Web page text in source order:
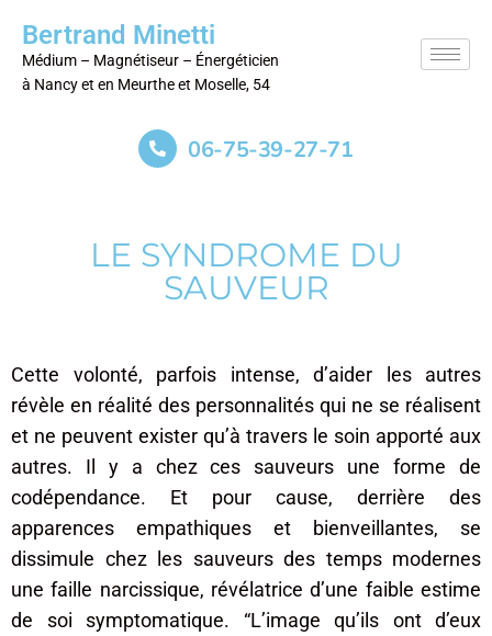
Bertrand Minetti
Médium – Magnétiseur – Énergéticien
à Nancy et en Meurthe et Moselle, 54
06-75-39-27-71
LE SYNDROME DU
SAUVEUR
Cette volonté, parfois intense, d’aider les autres
révèle en réalité des personnalités qui ne se réalisent
et ne peuvent exister qu’à travers le soin apporté aux
autres. Il y a chez ces sauveurs une forme de
codépendance. Et pour cause, derrière des
apparences empathiques et bienveillantes, se
dissimule chez les sauveurs des temps modernes
une faille narcissique, révélatrice d’une faible estime
de soi symptomatique. “L’image qu’ils ont d’eux